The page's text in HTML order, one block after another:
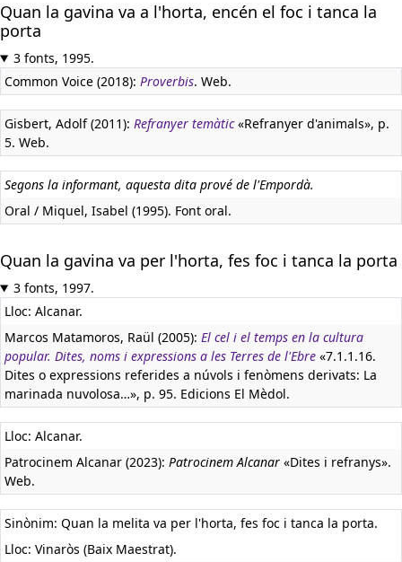
Quan la gavina va a l'horta, encén el foc i tanca la
porta
3 fonts, 1995.
Common Voice (2018): Proverbis. Web.
Gisbert, Adolf (2011): Refranyer temàtic«Refranyer d'animals», p.
5. Web.
Segons la informant, aquesta dita prové de l'Empordà.
Oral / Miquel, Isabel (1995). Font oral.
Quan la gavina va per l'horta, fes foc i tanca la porta
3 fonts, 1997.
Lloc: Alcanar.
Marcos Matamoros, Raül (2005): El cel i el temps en la cultura
popular. Dites, noms i expressions a les Terres de l'Ebre «7.1.1.16.
Dites o expressions referides a núvols i fenòmens derivats: La
marinada nuvolosa…», p. 95. Edicions El Mèdol.
Lloc: Alcanar.
Patrocinem Alcanar (2023): Patrocinem Alcanar «Dites i refranys».
Web.
Sinònim: Quan la melita va per l'horta, fes foc i tanca la porta.
Lloc: Vinaròs (Baix Maestrat).